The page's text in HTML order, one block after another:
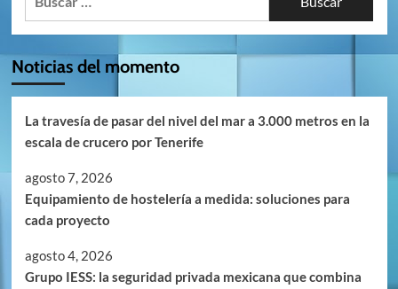
Noticias del momento
La travesía de pasar del nivel del mar a 3.000 metros en la
escala de crucero por Tenerife
agosto 7, 2026
Equipamiento de hostelería a medida: soluciones para
cada proyecto
agosto 4, 2026
Grupo IESS: la seguridad privada mexicana que combina